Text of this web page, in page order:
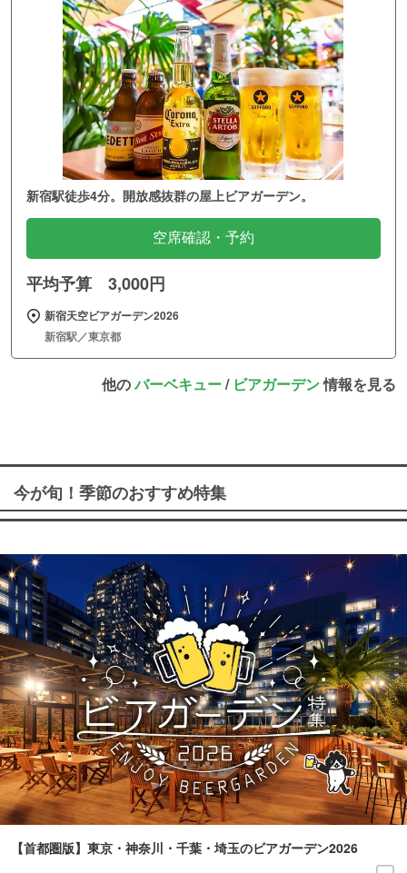
新宿駅徒歩4分。開放感抜群の屋上ビアガーデン。
空席確認・予約
平均予算 3,000円
新宿天空ビアガーデン2026
新宿駅／東京都
他のバーベキュー/ ビアガーデン情報を見る
今が旬！季節のおすすめ特集
【首都圏版】東京・神奈川・千葉・埼玉のビアガーデン2026